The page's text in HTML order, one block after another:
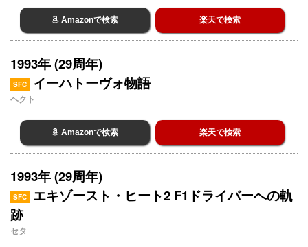
Amazonで検索 楽天で検索
1993年 (29周年)
SFC イーハトーヴォ物語
ヘクト
Amazonで検索 楽天で検索
1993年 (29周年)
SFC
エキゾースト・ヒート2 F1ドライバーへの軌
跡
セタ